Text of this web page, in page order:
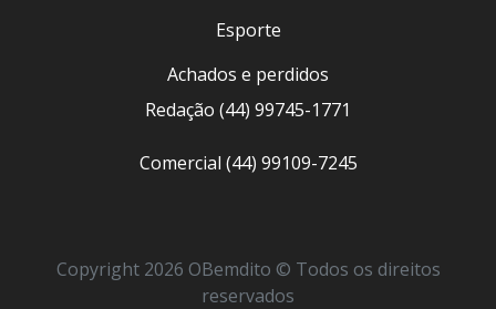
Esporte
Achados e perdidos
Redação (44) 99745-1771
Comercial (44) 99109-7245
Copyright 2026 OBemdito © Todos os direitos
reservados